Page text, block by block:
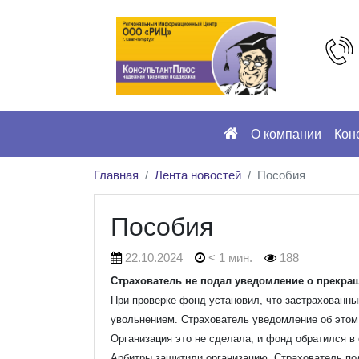
О компании
Главная Лента новостей Пособия
Пособия
22.10.2024 < 1 мин. 188
Страхователь не подал уведомление о
При проверке фонд установил, что
увольнением. Страхователь уведомление об
Организация это не сделала, и фонд обратился в